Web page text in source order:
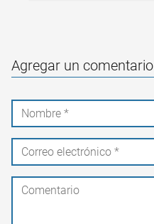
Agregar un comentario